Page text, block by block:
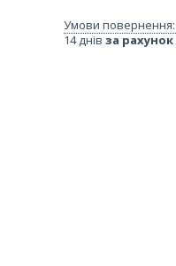
14 днів за